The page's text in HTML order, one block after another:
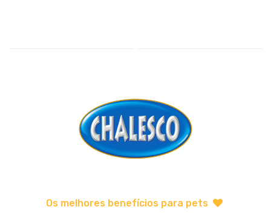
Os melhores benefícios para pets